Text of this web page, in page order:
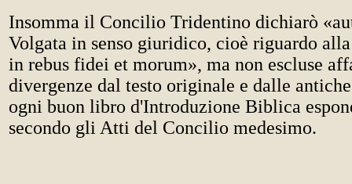
Insomma il Concilio Tridentino dichiarò
Volgata in senso giuridico, cioè riguardo
in rebus fidei et morum», ma non escluse
divergenze dal testo originale e dalle
ogni buon libro d'Introduzione Biblica
secondo gli Atti del Concilio medesimo.